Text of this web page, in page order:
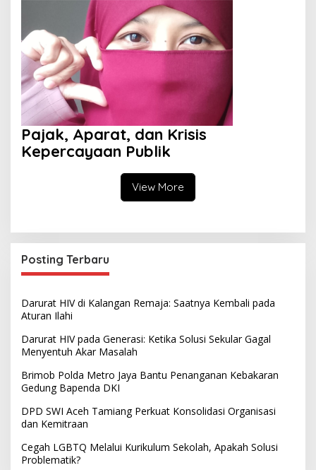
Pajak, Aparat, dan Krisis
Kepercayaan Publik
View More
Posting Terbaru
Darurat HIV di Kalangan Remaja: Saatnya Kembali pada
Aturan Ilahi
Darurat HIV pada Generasi: Ketika Solusi Sekular Gagal
Menyentuh Akar Masalah
Brimob Polda Metro Jaya Bantu Penanganan Kebakaran
Gedung Bapenda DKI
DPD SWI Aceh Tamiang Perkuat Konsolidasi Organisasi
dan Kemitraan
Cegah LGBTQ Melalui Kurikulum Sekolah, Apakah Solusi
Problematik?